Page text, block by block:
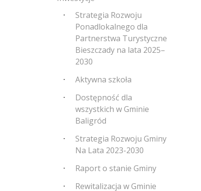
Strategia Rozwoju
Ponadlokalnego dla
Partnerstwa Turystyczne
Bieszczady na lata 2025–
2030
Aktywna szkoła
Dostępność dla
wszystkich w Gminie
Baligród
Strategia Rozwoju Gminy
Na Lata 2023-2030
Raport o stanie Gminy
Rewitalizacja w Gminie